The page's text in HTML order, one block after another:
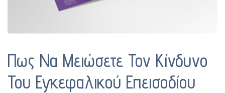
Πως Να Μειώσετε Τον Κίνδυνο
Του Εγκεφαλικού Επεισοδίου